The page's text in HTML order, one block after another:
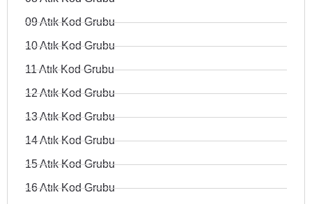
09 Atık Kod Grubu
10 Atık Kod Grubu
11 Atık Kod Grubu
12 Atık Kod Grubu
13 Atık Kod Grubu
14 Atık Kod Grubu
15 Atık Kod Grubu
16 Atık Kod Grubu